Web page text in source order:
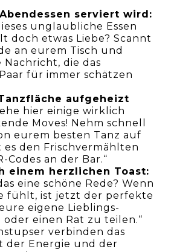
serviert wird:
unglaubliche Essen
doch etwas Liebe? Scannt
an eurem Tisch und
Nachricht, die das
für immer schätzen
aufgeheizt
hier einige wirklich
Moves! Nehm schnell
eurem besten Tanz auf
es den Frischvermählten
Codes an der Bar.“
einem herzlichen Toast:
eine schöne Rede? Wenn
fühlt, ist jetzt der perfekte
eigene Lieblings-
einen Rat zu teilen.“
verbinden das
der Energie und der